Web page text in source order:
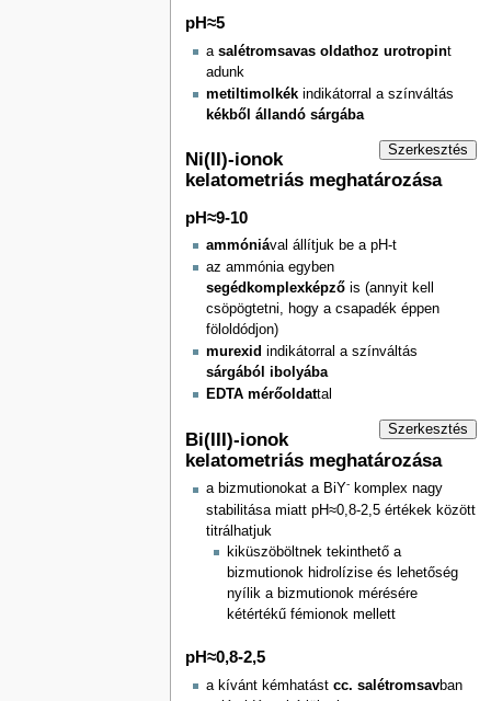
pH≈5
a salétromsavas oldathoz urotropint
adunk
metiltimolkékindikátorral a színváltás
kékből állandó sárgába
Szerkesztés
Ni(II)-ionok
kelatometriás meghatározása
pH≈9-10
ammóniával állítjuk be a pH-t
az ammónia egyben
segédkomplexképzőis (annyit kell
csöpögtetni, hogy a csapadék éppen
föloldódjon)
murexid indikátorral a színváltás
sárgából ibolyába
EDTA mérőoldattal
Szerkesztés
Bi(III)-ionok
kelatometriás meghatározása
a bizmutionokat a BiY-komplex nagy
stabilitása miatt pH≈0,8-2,5 értékek között
titrálhatjuk
kiküszöböltnek tekinthető a
bizmutionok hidrolízise és lehetőség
nyílik a bizmutionok mérésére
kétértékű fémionok mellett
pH≈0,8-2,5
a kívánt kémhatást cc. salétromsavban